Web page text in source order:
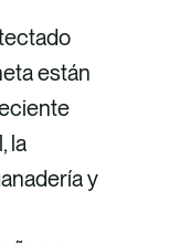
están
la
y